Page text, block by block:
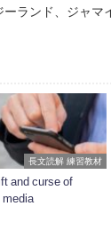
ランド、ジャマ
長文読解 練習教材
and curse of
media